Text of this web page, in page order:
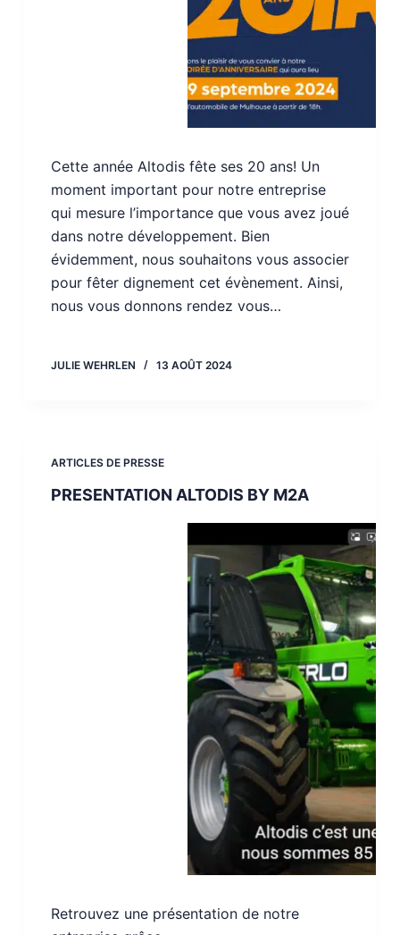
Cette année Altodis fête ses 20 ans! Un
moment important pour notre entreprise
qui mesure l’importance que vous avez joué
dans notre développement. Bien
évidemment, nous souhaitons vous associer
pour fêter dignement cet évènement. Ainsi,
nous vous donnons rendez vous…
JULIE WEHRLEN 13 AOÛT 2024
ARTICLES DE PRESSE
PRESENTATION ALTODIS BY M2A
Retrouvez une présentation de notre